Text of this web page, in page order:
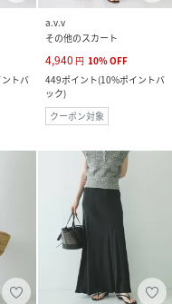
トバ
a.v.v
その他のスカート
4,940 円 10%OFF
449ポイント(10%ポイントバ
ック)
クーポン対象